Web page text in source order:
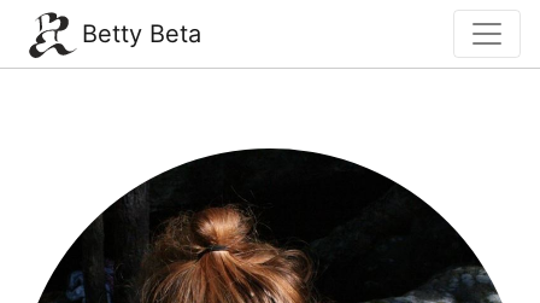
Betty Beta